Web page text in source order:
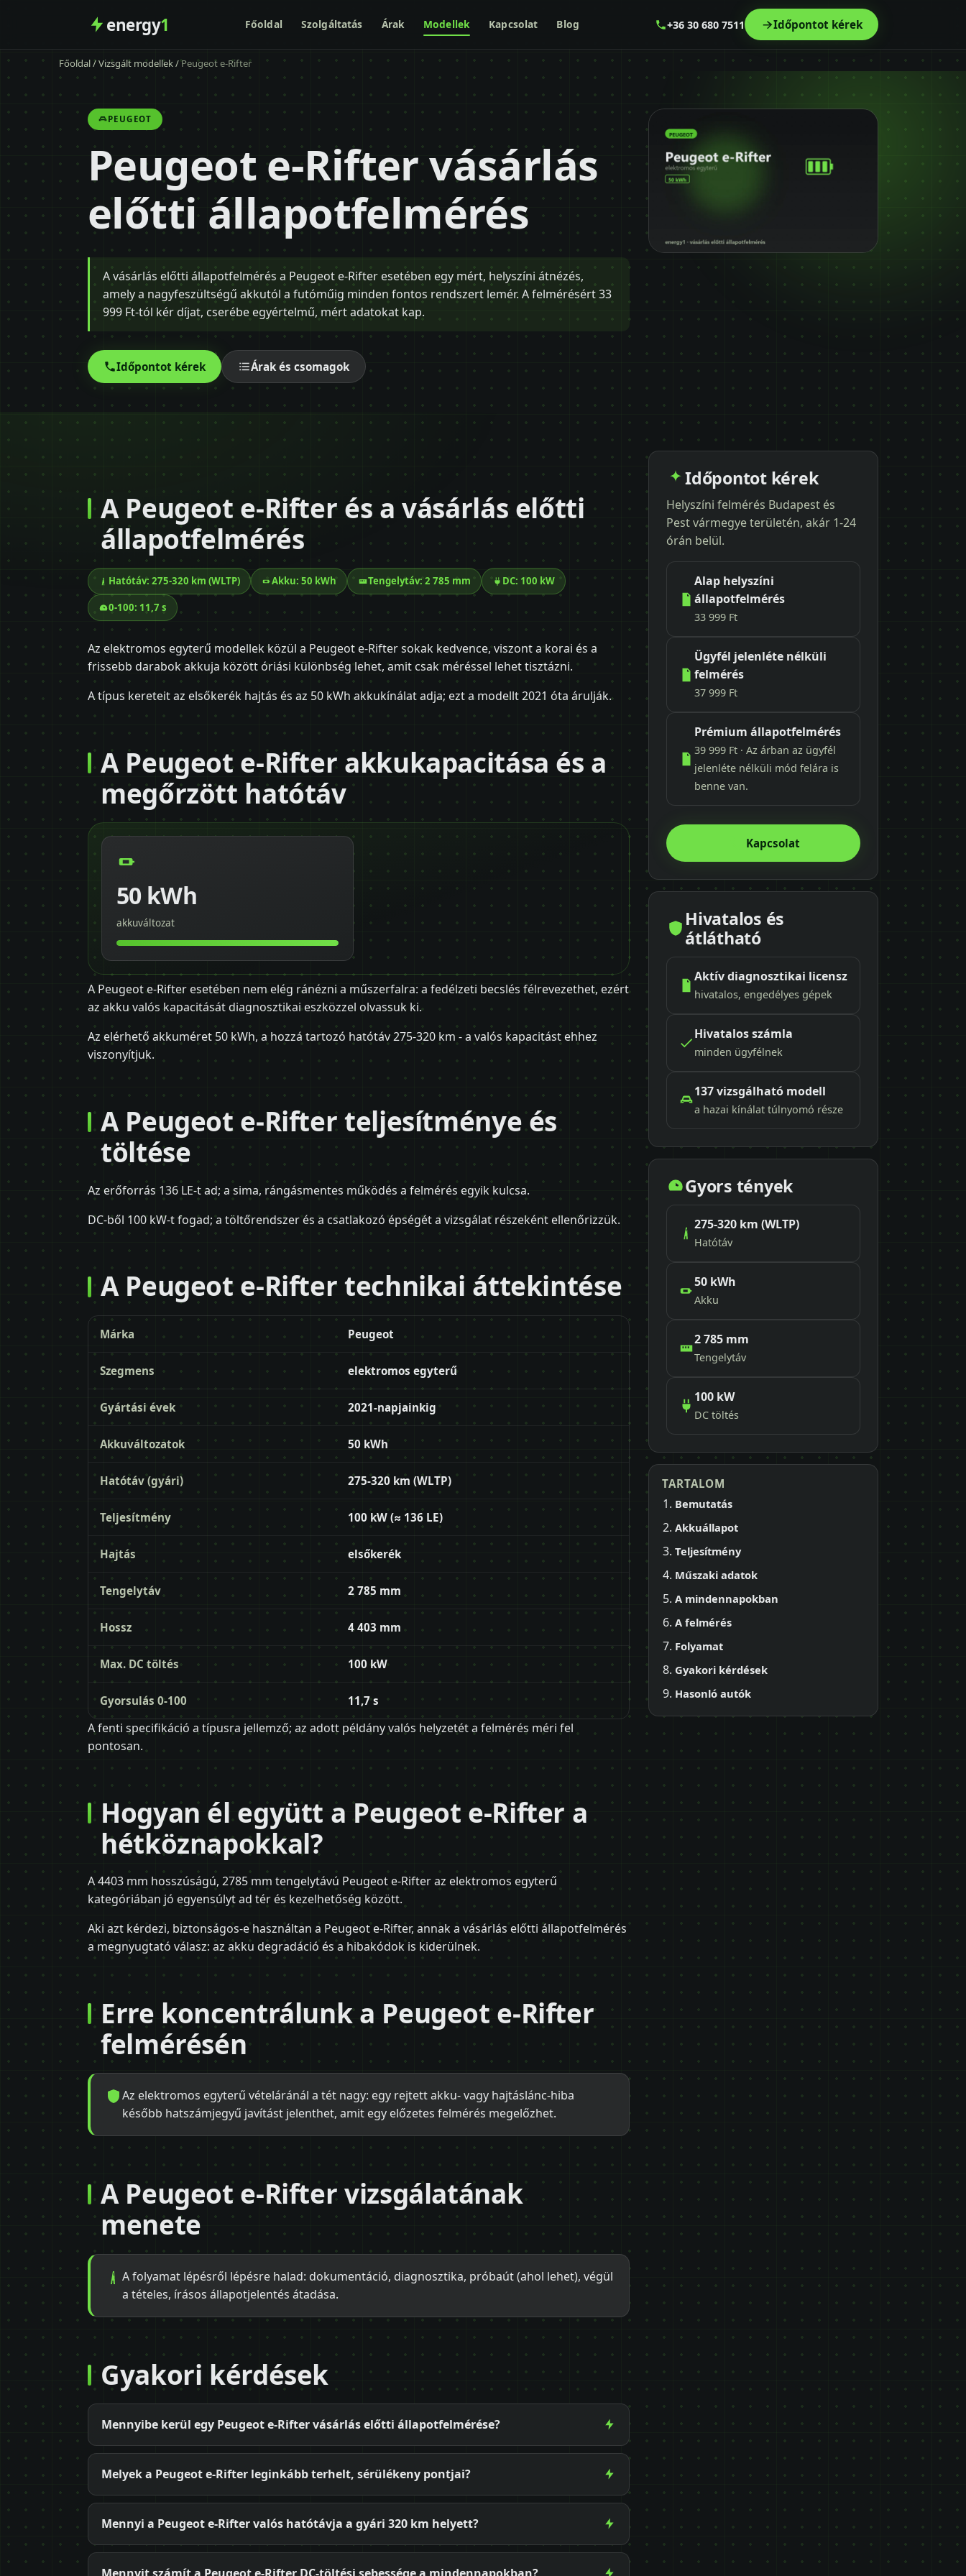
energy1 Főoldal Szolgáltatás Árak Modellek Kapcsolat Blog +36 30 680 7511 Időpontot kérek
Főoldal/Vizsgált modellek/Peugeot e-Rifter
PEUGEOT
Peugeot e-Rifter vásárlás
előtti állapotfelmérés
A vásárlás előtti állapotfelmérés a Peugeot e-Rifter esetében egy mért, helyszíni átnézés,
amely a nagyfeszültségű akkutól a futóműig minden fontos rendszert lemér. A felmérésért 33
999 Ft-tól kér díjat, cserébe egyértelmű, mért adatokat kap.
Időpontot kérek Árak és csomagok
A Peugeot e-Rifter és a vásárlás előtti
állapotfelmérés
Hatótáv: 275-320 km (WLTP) Akku: 50 kWh Tengelytáv: 2 785 mm DC: 100 kW
0-100: 11,7 s
Az elektromos egyterű modellek közül a Peugeot e-Rifter sokak kedvence, viszont a korai és a
frissebb darabok akkuja között óriási különbség lehet, amit csak méréssel lehet tisztázni.
A típus kereteit az elsőkerék hajtás és az 50 kWh akkukínálat adja; ezt a modellt 2021 óta árulják.
A Peugeot e-Rifter akkukapacitása és a
megőrzött hatótáv
50 kWh
akkuváltozat
A Peugeot e-Rifter esetében nem elég ránézni a műszerfalra: a fedélzeti becslés félrevezethet, ezért
az akku valós kapacitását diagnosztikai eszközzel olvassuk ki.
Az elérhető akkuméret 50 kWh, a hozzá tartozó hatótáv 275-320 km - a valós kapacitást ehhez
viszonyítjuk.
A Peugeot e-Rifter teljesítménye és
töltése
Az erőforrás 136 LE-t ad; a sima, rángásmentes működés a felmérés egyik kulcsa.
DC-ből 100 kW-t fogad; a töltőrendszer és a csatlakozó épségét a vizsgálat részeként ellenőrizzük.
A Peugeot e-Rifter technikai áttekintése
Márka Peugeot
Szegmens elektromos egyterű
Gyártási évek 2021-napjainkig
Akkuváltozatok 50 kWh
Hatótáv (gyári) 275-320 km (WLTP)
Teljesítmény 100 kW (≈ 136 LE)
Hajtás elsőkerék
Tengelytáv 2 785 mm
Hossz 4 403 mm
Max. DC töltés 100 kW
Gyorsulás 0-100 11,7 s
A fenti specifikáció a típusra jellemző; az adott példány valós helyzetét a felmérés méri fel
pontosan.
Hogyan él együtt a Peugeot e-Rifter a
hétköznapokkal?
A 4403 mm hosszúságú, 2785 mm tengelytávú Peugeot e-Rifter az elektromos egyterű
kategóriában jó egyensúlyt ad tér és kezelhetőség között.
Aki azt kérdezi, biztonságos-e használtan a Peugeot e-Rifter, annak a vásárlás előtti állapotfelmérés
a megnyugtató válasz: az akku degradáció és a hibakódok is kiderülnek.
Erre koncentrálunk a Peugeot e-Rifter
felmérésén
Az elektromos egyterű vételáránál a tét nagy: egy rejtett akku- vagy hajtáslánc-hiba
később hatszámjegyű javítást jelenthet, amit egy előzetes felmérés megelőzhet.
A Peugeot e-Rifter vizsgálatának
menete
A folyamat lépésről lépésre halad: dokumentáció, diagnosztika, próbaút (ahol lehet), végül
a tételes, írásos állapotjelentés átadása.
Gyakori kérdések
Mennyibe kerül egy Peugeot e-Rifter vásárlás előtti állapotfelmérése?
Melyek a Peugeot e-Rifter leginkább terhelt, sérülékeny pontjai?
Mennyi a Peugeot e-Rifter valós hatótávja a gyári 320 km helyett?
Időpontot kérek
Helyszíni felmérés Budapest és
Pest vármegye területén, akár 1-24
órán belül.
Alap helyszíni
állapotfelmérés
33 999 Ft
Ügyfél jelenléte nélküli
felmérés
37 999 Ft
Prémium állapotfelmérés
39 999 Ft · Az árban az ügyfél
jelenléte nélküli mód felára is
benne van.
Kapcsolat
Hivatalos és
átlátható
Aktív diagnosztikai licensz
hivatalos, engedélyes gépek
Hivatalos számla
minden ügyfélnek
137 vizsgálható modell
a hazai kínálat túlnyomó része
Gyors tények
275-320 km (WLTP)
Hatótáv
50 kWh
Akku
2 785 mm
Tengelytáv
100 kW
DC töltés
TARTALOM
Bemutatás
Akkuállapot
Teljesítmény
Műszaki adatok
A mindennapokban
A felmérés
Folyamat
Gyakori kérdések
Hasonló autók